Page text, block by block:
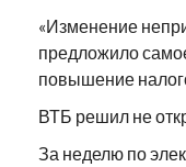
«Изменение
предложило
повышение
ВТБ решил не
За неделю по